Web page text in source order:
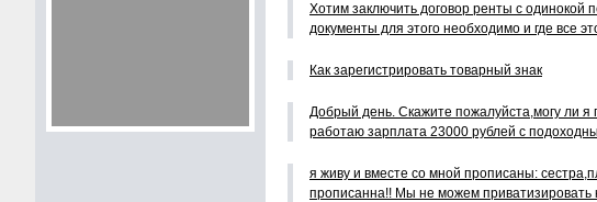
Хотим заключить договор ренты с одинокой
документы для этого необходимо и где все
Как зарегистрировать товарный знак
Добрый день. Скажите пожалуйста,могу ли я
работаю зарплата 23000 рублей с
я живу и вместе со мной прописаны:
прописанна!! Мы не можем